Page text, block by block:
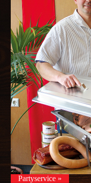
Partyservice »